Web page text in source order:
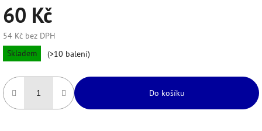
60 Kč
54 Kč bez DPH
Měrná
cena:
Skladem (>10 balení)
Do košíku